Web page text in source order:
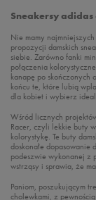
Sneakersy
Nie mamy
propozycji damskich
siebie. Zarówno fanki
połączenia
kanapę po
końcu te, które lubią
dla kobiet i wybierz
Wśród licznych
Racer, czyli lekkie buty
kolorystykę. Te buty
doskonałe dopasowanie
podeszwie wykonanej z
wstrząsy i sprawia, że
Paniom, poszukującym
cholewkami, z